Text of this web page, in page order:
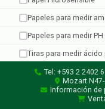
Papeles para medir
Papeles para medir PH
Tiras para medir
Tiras para medir
Tiras para medir
Tel: +593 2 2402
Mozart
Información de